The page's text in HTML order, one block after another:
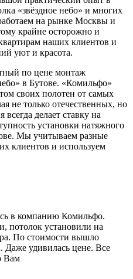
«звёздное небо» и многих
на рынке Москвы и
крайне осторожно и
наших клиентов и
уют и красота.
по цене монтаж
в Бутове. «Комильфо»
своих полотен от самых
не только отечественных, но
делает ставку на
установки натяжного
Мы учитываем разные
клиентов и используем
в компанию Комильфо.
потолок установили на
По стоимости вышло
Даже удивилась цене. Все
Вам